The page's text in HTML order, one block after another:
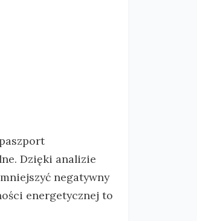
Dzięki analizie
negatywny
energetycznej to